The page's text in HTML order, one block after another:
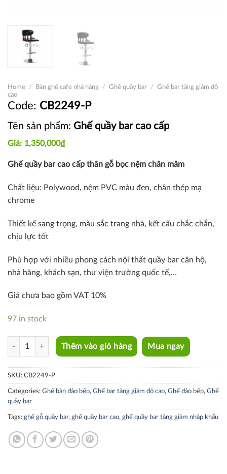
Home / Bàn ghế cafe nhà hàng / Ghế quầy bar / Ghế bar tăng giảm độ
cao
CB2249-P
Tên sản phẩm: Ghế quầy bar cao cấp
1,350,000₫
Ghế quầy bar cao cấp thân gỗ bọc nệm chân mâm
Chất liệu: Polywood, nệm PVC màu đen, chân thép mạ
chrome
Thiết kế sang trọng, màu sắc trang nhã, kết cấu chắc chắn,
chịu lực tốt
Phù hợp với nhiều phong cách nội thất quầy bar căn hộ,
nhà hàng, khách sạn, thư viện trường quốc tế,…
Giá chưa bao gồm VAT 10%
97 in stock
CB2249-P quantity
Thêm vào giỏ hàng Mua ngay
SKU: CB2249-P
Categories: Ghế bàn đảo bếp, Ghế bar tăng giảm độ cao, Ghế đảo bếp, Ghế
quầy bar
Tags: ghế gỗ quầy bar, ghế quầy bar cao, ghế quầy bar tăng giảm nhập khẩu